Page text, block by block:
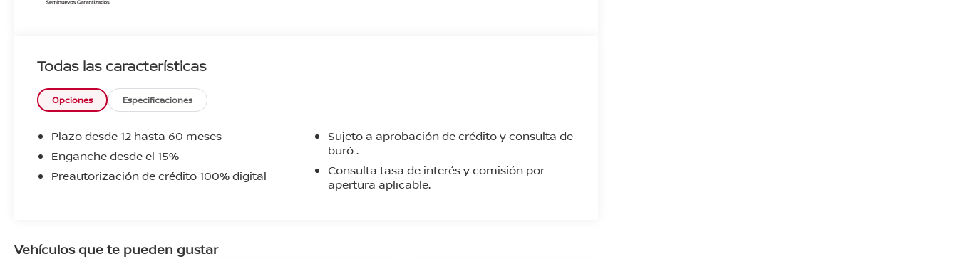
Todas las características
Opciones Especificaciones
Plazo desde 12 hasta 60 meses
Enganche desde el 15%
Preautorización de crédito 100% digital
Sujeto a aprobación de crédito y consulta de
buró .
Consulta tasa de interés y comisión por
apertura aplicable.
Vehículos que te pueden gustar